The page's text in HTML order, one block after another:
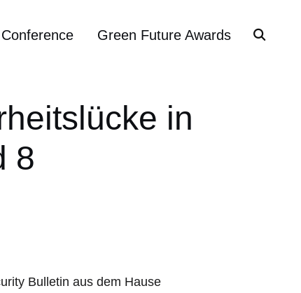
Green Future Awards
in
8
Bulletin aus dem Hause